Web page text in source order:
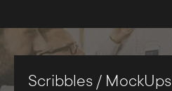
Scribbles / MockUps